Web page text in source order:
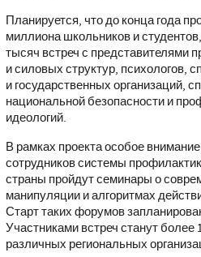
Планируется, что до конца года
миллиона школьников и
тысяч встреч с представителями
и силовых структур, психологов,
и государственных организаций,
национальной безопасности и
идеологий.
В рамках проекта особое
сотрудников системы
страны пройдут семинары о
манипуляции и алгоритмах
Старт таких форумов
Участниками встреч станут более
различных региональных